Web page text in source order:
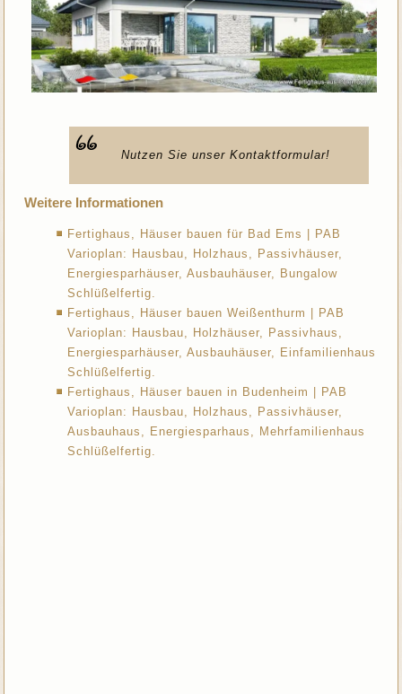
Nutzen Sie unser Kontaktformular!
Weitere Informationen
Fertighaus, Häuser bauen für Bad Ems | PAB
Varioplan: Hausbau, Holzhaus, Passivhäuser,
Energiesparhäuser, Ausbauhäuser, Bungalow
Schlüßelfertig.
Fertighaus, Häuser bauen Weißenthurm | PAB
Varioplan: Hausbau, Holzhäuser, Passivhaus,
Energiesparhäuser, Ausbauhäuser, Einfamilienhaus
Schlüßelfertig.
Fertighaus, Häuser bauen in Budenheim | PAB
Varioplan: Hausbau, Holzhaus, Passivhäuser,
Ausbauhaus, Energiesparhaus, Mehrfamilienhaus
Schlüßelfertig.